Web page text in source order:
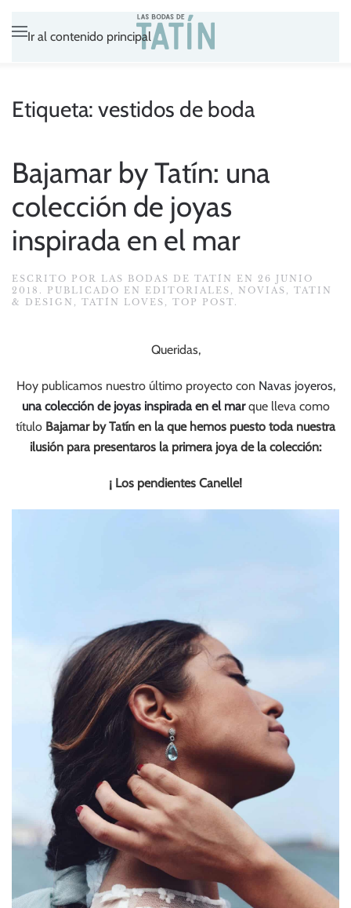
Ir al contenido principal
Etiqueta: vestidos de boda
Bajamar by Tatín: una
colección de joyas
inspirada en el mar
ESCRITO POR LAS BODAS DE TATÍN EN 26 JUNIO
2018 . PUBLICADO EN EDITORIALES , NOVIAS , TATIN
& DESIGN , TATÍN LOVES , TOP POST.
Queridas,
Hoy publicamos nuestro último proyecto con Navas joyeros,
una colección de joyas inspirada en el mar que lleva como
título Bajamar by Tatín en la que hemos puesto toda nuestra
ilusión parapresentaros la primera joya de la colección:
¡ Los pendientes Canelle!